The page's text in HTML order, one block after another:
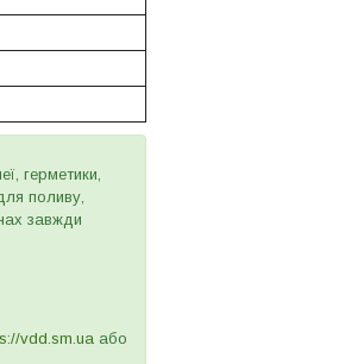
герметики,
поливу,
завжди
vdd.sm.ua або